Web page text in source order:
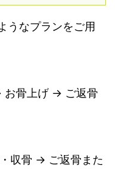
うなプランをご用
お骨上げ → ご返骨
収骨 → ご返骨また